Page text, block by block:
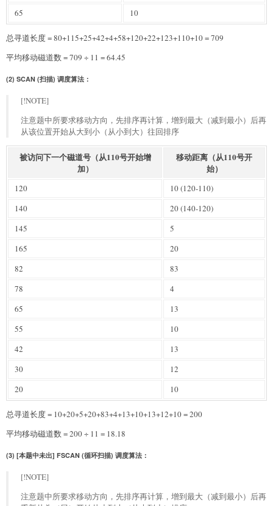
65
10
总寻道长度 = 80+115+25+42+4+58+120+22+123+110+10 = 709
平均移动磁道数 = 709 ÷ 11 = 64.45
(2) SCAN (扫描) 调度算法：
[!NOTE]
注意题中所要求移动方向，先排序再计算，增到最大（减到最小）后再
从该位置开始从大到小（从小到大）往回排序
被访问下一个磁道号（从110号开始增
加）
移动距离（从110号开
始）
120
10 (120-110)
140
20 (140-120)
145
5
165
20
82
83
78
4
65
13
55
10
42
13
30
12
20
10
总寻道长度 = 10+20+5+20+83+4+13+10+13+12+10 = 200
平均移动磁道数 = 200 ÷ 11 = 18.18
(3) [本题中未出] FSCAN (循环扫描) 调度算法：
[!NOTE]
注意题中所要求移动方向，先排序再计算，增到最大（减到最小）后再